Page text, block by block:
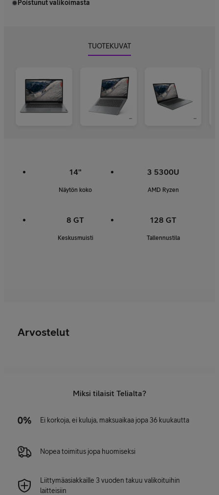
Poistunut valikoimasta
TUOTEKUVAT
14"
Näytön koko
3 5300U
AMD Ryzen
8 GT
Keskusmuisti
128 GT
Tallennustila
Arvostelut
Miksi tilaisit Telialta?
Ei korkoja, ei kuluja, maksuaikaa jopa 36 kuukautta
Nopea toimitus jopa huomiseksi
Liittymäasiakkaille 3 vuoden takuu valikoituihin
laitteisiin